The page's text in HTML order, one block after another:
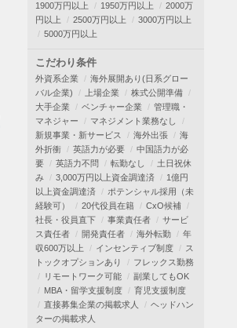
1900万円以上
1950万円以上
2000万
円以上
2500万円以上
3000万円以上
5000万円以上
こだわり条件
外資系企業
海外展開あり(日系グロー
バル企業)
上場企業
株式公開準備
大手企業
ベンチャー企業
管理職・
マネジャー
マネジメント業務なし
新規事業・新サービス
海外出張
海
外折衝
英語力が必要
中国語力が必
要
英語力不問 転勤なし
土日祝休
み
3,000万円以上資金調達済
1億円
以上資金調達済
ポテンシャル採用（未
経験可）
20代役員在籍
CxO候補
社長・役員直下
事業責任者
サービ
ス責任者
開発責任者 海外転勤
年
収600万以上
インセンティブ制度
ス
トックオプションあり
フレックス勤務
リモートワーク可能
副業してもOK
MBA・留学支援制度
育児支援制度
直接募集企業の掲載求人
ヘッドハン
ターの掲載求人